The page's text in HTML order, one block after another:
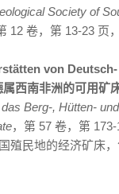
Society of
12 卷，第 13-23 页
von Deutsch-
西南非洲的可用矿床
Berg-, Hütten-
，第 57 卷，第
殖民地的经济矿床